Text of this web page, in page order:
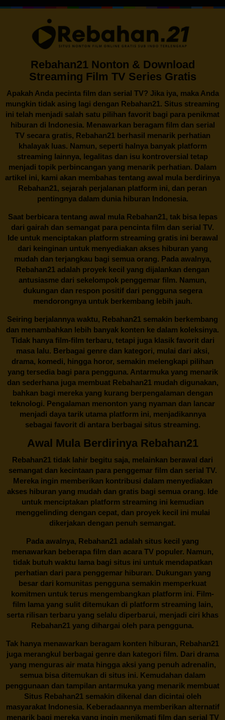
Rebahan21 Nonton & Download
Streaming Film TV Series Gratis
Apakah Anda pecinta film dan serial TV? Jika iya, maka Anda
mungkin tidak asing lagi dengan Rebahan21. Situs streaming
ini telah menjadi salah satu pilihan favorit bagi para penikmat
hiburan di Indonesia. Menawarkan beragam film dan serial
TV secara gratis, Rebahan21berhasil menarik perhatian
khalayak luas. Namun, seperti halnya banyak platform
streaming lainnya, legalitas dan isu kontroversial tetap
menjadi topik perbincangan yang menarik perhatian. Dalam
artikel ini, kami akan membahas tentang awal mula berdirinya
Rebahan21, sejarah perjalanan platform ini, dan peran
pentingnya dalam dunia hiburan Indonesia.
Saat berbicara tentang awal mula Rebahan21, tak bisa lepas
dari gairah dan semangat para pencinta film dan serial TV.
Ide untuk menciptakan platform streaming gratis ini berawal
dari keinginan untuk menyediakan akses hiburan yang
mudah dan terjangkau bagi semua orang. Pada awalnya,
Rebahan21 adalah proyek kecil yang dijalankan dengan
antusiasme dari sekelompok penggemar film. Namun,
dukungan dan respon positif dari pengguna segera
mendorongnya untuk berkembang lebih jauh.
Seiring berjalannya waktu, Rebahan21 semakin berkembang
dan menambahkan lebih banyak konten ke dalam koleksinya.
Tidak hanya film-film terbaru, tetapi juga klasik favorit dari
masa lalu. Berbagai genre dan kategori, mulai dari aksi,
drama, komedi, hingga horor, semakin melengkapi pilihan
yang tersedia bagi para pengguna. Antarmuka yang menarik
dan sederhana juga membuatRebahan21mudah digunakan,
bahkan bagi mereka yang kurang berpengalaman dengan
teknologi. Pengalaman menonton yang nyaman dan lancar
menjadi daya tarik utama platform ini, menjadikannya
sebagai favorit di antara berbagai situs streaming.
Awal Mula Berdirinya Rebahan21
Rebahan21 tidak lahir begitu saja, melainkan berawal dari
semangat dan kecintaan para penggemar film dan serial TV.
Mereka ingin memberikan kontribusi dalam menyediakan
akses hiburan yang mudah dan gratis bagi semua orang. Ide
untuk menciptakan platform streaming ini kemudian
menggelinding dengan cepat, dan proyek kecil ini mulai
dikerjakan dengan penuh semangat.
Pada awalnya, Rebahan21 adalah situs kecil yang
menawarkan beberapa film dan acara TV populer. Namun,
tidak butuh waktu lama bagi situs ini untuk mendapatkan
perhatian dari para penggemar hiburan. Dukungan yang
besar dari komunitas pengguna semakin memperkuat
komitmen untuk terus mengembangkan platform ini. Film-
film lama yang sulit ditemukan di platform streaming lain,
serta rilisan terbaru yang selalu diperbarui, menjadi ciri khas
Rebahan21 yang dihargai oleh para pengguna.
Tak hanya menawarkan beragam konten hiburan, Rebahan21
juga merangkul berbagai genre dan kategori film. Dari drama
yang menguras air mata hingga aksi yang penuh adrenalin,
semua bisa ditemukan di situs ini. Kemudahan dalam
penggunaan dan tampilan antarmuka yang menarik membuat
Situs Rebahan21semakin dikenal dan dicintai oleh
masyarakat Indonesia. Keberadaannya memberikan alternatif
menarik bagi mereka yang ingin menikmati film dan serial TV